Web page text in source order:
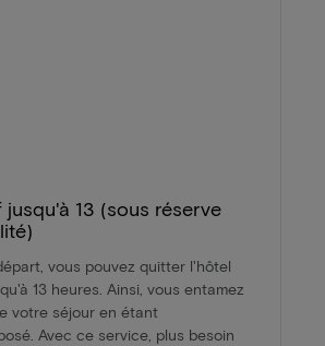
13 (sous réserve
vous pouvez quitter l'hôtel
13 heures. Ainsi, vous entamez
votre séjour en étant
Avec ce service, plus besoin